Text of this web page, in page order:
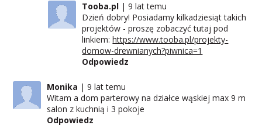
Tooba.pl
9 lat temu
Dzień dobry! Posiadamy kilkadziesiąt takich
projektów - proszę zobaczyć tutaj pod
linkiem:https://www.tooba.pl/projekty-
domow-drewnianych?piwnica=1
Odpowiedz
Monika
9 lat temu
Witam a dom parterowy na działce wąskiej max 9 m
salon z kuchnią i 3 pokoje
Odpowiedz